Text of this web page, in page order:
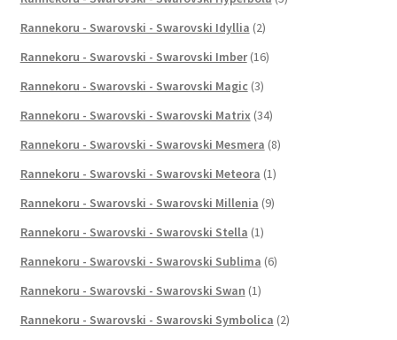
Rannekoru - Swarovski - Swarovski Idyllia (2)
Rannekoru - Swarovski - Swarovski Imber (16)
Rannekoru - Swarovski - Swarovski Magic (3)
Rannekoru - Swarovski - Swarovski Matrix (34)
Rannekoru - Swarovski - Swarovski Mesmera (8)
Rannekoru - Swarovski - Swarovski Meteora (1)
Rannekoru - Swarovski - Swarovski Millenia (9)
Rannekoru - Swarovski - Swarovski Stella (1)
Rannekoru - Swarovski - Swarovski Sublima (6)
Rannekoru - Swarovski - Swarovski Swan (1)
Rannekoru - Swarovski - Swarovski Symbolica (2)